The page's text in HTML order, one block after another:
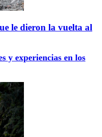
le dieron la vuelta al
y experiencias en los